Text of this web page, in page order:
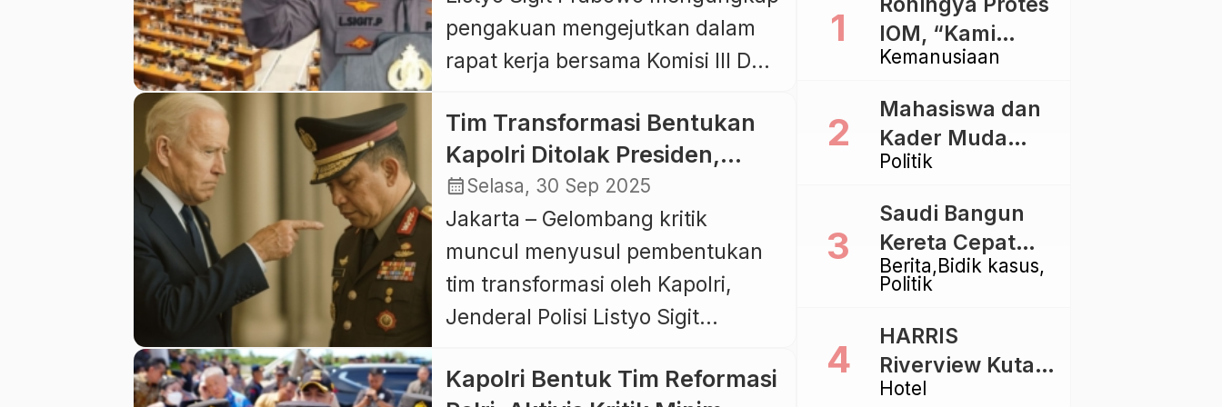
pengakuan mengejutkan dalam
rapat kerja bersama Komisi III DPR
kelembagaan Polri. Di hadapan
para anggota dewan, Listyo Sigit
menyatakan dirinya sempat
mendapat tawaran personal
untuk mengisi jabatan Menteri
Kepolisian apabila Polri
ditempatkan di bawah struktur
disampaikan Kapolri saat
Tim Transformasi Bentukan
Kapolri Ditolak Presiden,
Wilson Lalengke: Semestinya
Listyo Mundur Saja
calendar_monthSelasa, 30 Sep 2025
Jakarta – Gelombang kritik
muncul menyusul pembentukan
tim transformasi oleh Kapolri,
Jenderal Polisi Listyo Sigit
Presiden Prabowo Subianto. Di
Kapolri Bentuk Tim Reformasi
Kemanusiaan
IOM, “Kami
dibiarkan Mati
Politik
Mahasiswa dan
Kader Muda
Ramaikan Forum
Golkar di
Singaraja
Berita Bidik kasus
Politik
Saudi Bangun
Kereta Cepat
Rp112 Triliun,
Proyek Rp116
Triliun yang
Baru Sampai
Hotel
HARRIS
Riverview Kuta
Bali Tawarkan